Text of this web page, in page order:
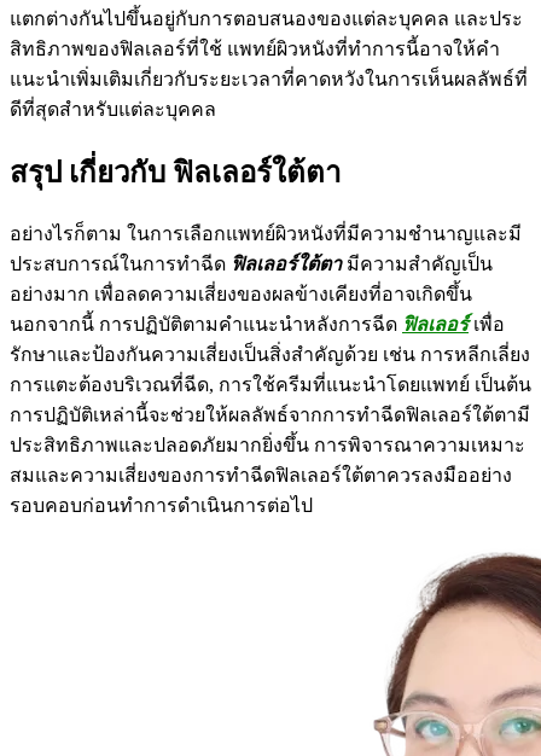
แตกต่างกันไปขึ้นอยู่กับการตอบสนองของแต่ละบุคคล และประ
สิทธิภาพของฟิลเลอร์ที่ใช้ แพทย์ผิวหนังที่ทำการนี้อาจให้คำ
แนะนำเพิ่มเติมเกี่ยวกับระยะเวลาที่คาดหวังในการเห็นผลลัพธ์ที่
ดีที่สุดสำหรับแต่ละบุคคล
สรุป เกี่ยวกับ ฟิลเลอร์ใต้ตา
อย่างไรก็ตาม ในการเลือกแพทย์ผิวหนังที่มีความชำนาญและมี
ประสบการณ์ในการทำฉีด ฟิลเลอร์ใต้ตา มีความสำคัญเป็น
อย่างมาก เพื่อลดความเสี่ยงของผลข้างเคียงที่อาจเกิดขึ้น
นอกจากนี้ การปฏิบัติตามคำแนะนำหลังการฉีด ฟิลเลอร์เพื่อ
รักษาและป้องกันความเสี่ยงเป็นสิ่งสำคัญด้วย เช่น การหลีกเลี่ยง
การแตะต้องบริเวณที่ฉีด, การใช้ครีมที่แนะนำโดยแพทย์ เป็นต้น
การปฏิบัติเหล่านี้จะช่วยให้ผลลัพธ์จากการทำฉีดฟิลเลอร์ใต้ตามี
ประสิทธิภาพและปลอดภัยมากยิ่งขึ้น การพิจารณาความเหมาะ
สมและความเสี่ยงของการทำฉีดฟิลเลอร์ใต้ตาควรลงมืออย่าง
รอบคอบก่อนทำการดำเนินการต่อไป